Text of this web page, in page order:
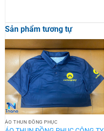
Sản phẩm tương tự
ÁO THUN ĐỒNG PHỤC